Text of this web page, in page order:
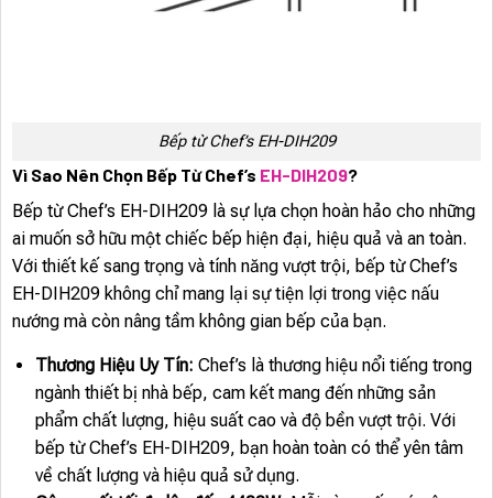
Bếp từ Chef’s EH-DIH209
Vì Sao Nên Chọn Bếp Từ Chef’s EH-DIH209?
Bếp từ Chef’s EH-DIH209 là sự lựa chọn hoàn hảo cho những
ai muốn sở hữu một chiếc bếp hiện đại, hiệu quả và an toàn.
Với thiết kế sang trọng và tính năng vượt trội, bếp từ Chef’s
EH-DIH209 không chỉ mang lại sự tiện lợi trong việc nấu
nướng mà còn nâng tầm không gian bếp của bạn.
Thương Hiệu Uy Tín: Chef’s là thương hiệu nổi tiếng trong
ngành thiết bị nhà bếp, cam kết mang đến những sản
phẩm chất lượng, hiệu suất cao và độ bền vượt trội. Với
bếp từ Chef’s EH-DIH209, bạn hoàn toàn có thể yên tâm
về chất lượng và hiệu quả sử dụng.